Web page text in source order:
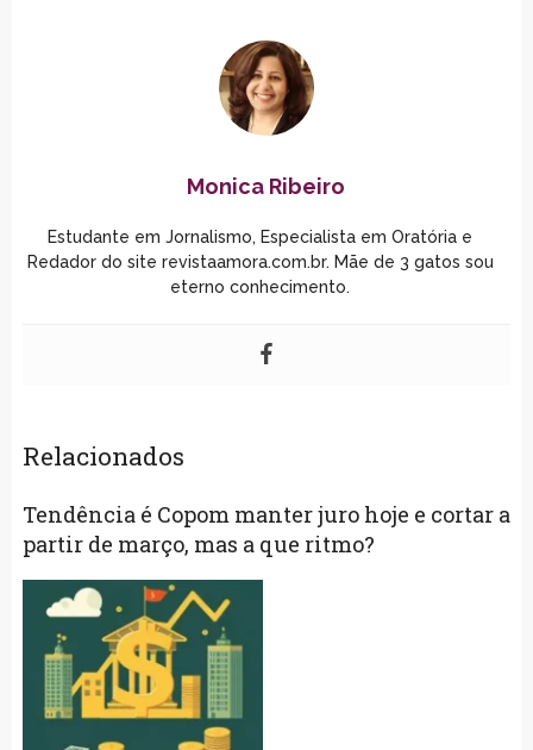
Monica Ribeiro
Estudante em Jornalismo, Especialista em Oratória e
Redador do site revistaamora.com.br. Mãe de 3 gatos sou
eterno conhecimento.
Relacionados
Tendência é Copom manter juro hoje e cortar a
partir de março, mas a que ritmo?